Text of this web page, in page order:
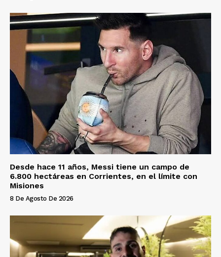
Desde hace 11 años, Messi tiene un campo de
6.800 hectáreas en Corrientes, en el límite con
Misiones
8 De Agosto De 2026